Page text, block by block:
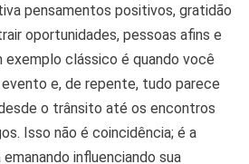
pensamentos positivos, gratidão
oportunidades, pessoas afins e
clássico é quando você
e, de repente, tudo parece
o trânsito até os encontros
Isso não é coincidência; é a
influenciando sua